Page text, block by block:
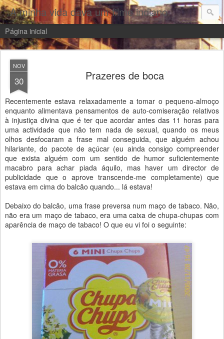
A minha vida dava um filme indiano
Página inicial
NOV
30 Prazeres de boca
Recentemente estava relaxadamente a tomar o pequeno-almoço
enquanto alimentava pensamentos de auto-comiseração relativos
à injustiça divina que é ter que acordar antes das 11 horas para
uma actividade que não tem nada de sexual, quando os meus
olhos desfocaram a frase mal conseguida, que alguém achou
hilariante, do pacote de açúcar (eu ainda consigo compreender
que exista alguém com um sentido de humor suficientemente
macabro para achar piada áquilo, mas haver um director de
publicidade que o aprove transcende-me completamente) que
estava em cima do balcão quando... lá estava!
Debaixo do balcão, uma frase preversa num maço de tabaco. Não,
não era um maço de tabaco, era uma caixa de chupa-chupas com
aparência de maço de tabaco! O que eu vi foi o seguinte: